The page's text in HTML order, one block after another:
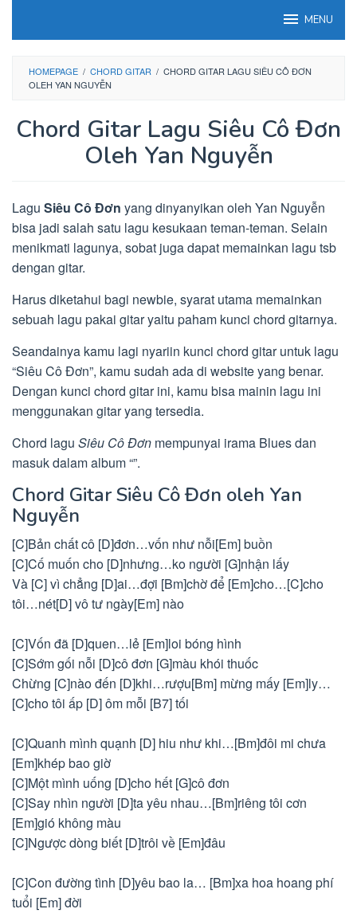
MENU
HOMEPAGE / CHORD GITAR / CHORD GITAR LAGU SIÊU CÔ ĐƠN
OLEH YAN NGUYỄN
Chord Gitar Lagu Siêu Cô Đơn
Oleh Yan Nguyễn
Lagu Siêu Cô Đơn yang dinyanyikan oleh Yan Nguyễn
bisa jadi salah satu lagu kesukaan teman-teman. Selain
menikmati lagunya, sobat juga dapat memainkan lagu tsb
dengan gitar.
Harus diketahui bagi newbie, syarat utama memainkan
sebuah lagu pakai gitar yaitu paham kunci chord gitarnya.
Seandainya kamu lagi nyariin kunci chord gitar untuk lagu
“Siêu Cô Đơn”, kamu sudah ada di website yang benar.
Dengan kunci chord gitar ini, kamu bisa mainin lagu ini
menggunakan gitar yang tersedia.
Chord lagu Siêu Cô Đơn mempunyai irama Blues dan
masuk dalam album “”.
Chord Gitar Siêu Cô Đơn oleh Yan
Nguyễn
[C]Bản chất cô [D]đơn…vốn như nỗi[Em] buồn
[C]Cố muốn cho [D]nhưng…ko người [G]nhận lấy
Và [C] vì chẳng [D]ai…đợi [Bm]chờ để [Em]cho…[C]cho
tôi…nét[D] vô tư ngày[Em] nào
[C]Vốn đã [D]quen…lẻ [Em]loi bóng hình
[C]Sớm gối nỗi [D]cô đơn [G]màu khói thuốc
Chừng [C]nào đến [D]khi…rượu[Bm] mừng mấy [Em]ly…
[C]cho tôi ấp [D] ôm mỗi [B7] tối
[C]Quanh mình quạnh [D] hiu như khi…[Bm]đôi mi chưa
[Em]khép bao giờ
[C]Một mình uống [D]cho hết [G]cô đơn
[C]Say nhìn người [D]ta yêu nhau…[Bm]riêng tôi cơn
[Em]gió không màu
[C]Ngược dòng biết [D]trôi về [Em]đâu
[C]Con đường tình [D]yêu bao la… [Bm]xa hoa hoang phí
tuổi [Em] đời